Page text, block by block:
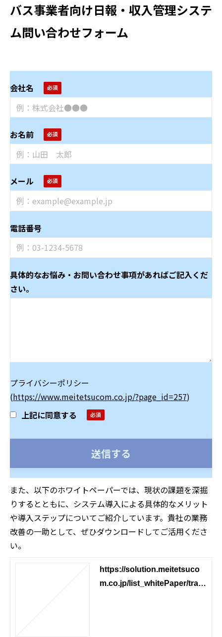
バス事業者向け日報・収入管理システ
ム問い合わせフォーム
会社名
お名前
メール
電話番号
具体的なお悩み・お問い合わせ事項があればご記入くだ
さい。
プライバシーポリシー
(https://www.meitetsucom.co.jp/?page_id=257)
上記に同意する
また、以下のホワイトペーパーでは、現状の課題を深掘
りするとともに、システム導入による具体的なメリット
や導入ステップについてご紹介しています。貴社の業務
改善の一助として、ぜひダウンロードしてご活用くださ
い。
https://solution.meitetsuco
m.co.jp/list_whitePaper/tran